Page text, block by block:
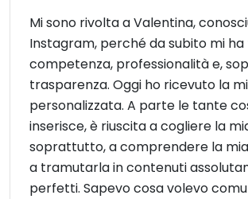
Mi sono rivolta a Valentina,
Instagram, perché da subito mi
competenza, professionalità e,
trasparenza. Oggi ho ricevuto la
personalizzata. A parte le tante
inserisce, è riuscita a cogliere la
soprattutto, a comprendere la
a tramutarla in contenuti
perfetti. Sapevo cosa volevo